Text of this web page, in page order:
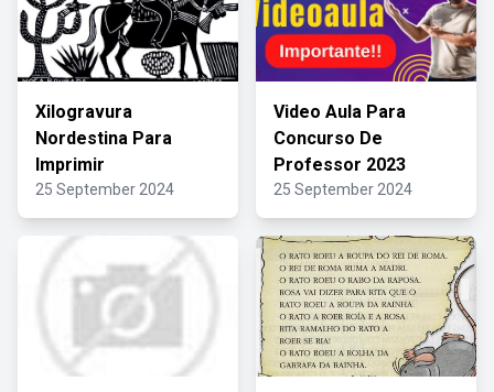
Xilogravura
Nordestina Para
Imprimir
25 September 2024
Video Aula Para
Concurso De
Professor 2023
25 September 2024